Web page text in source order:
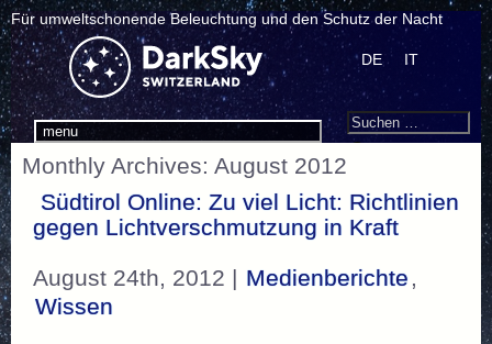
Für umweltschonende Beleuchtung und den Schutz der Nacht
menu
DE IT
Search
Suchen
Monthly Archives: August 2012
Südtirol Online: Zu viel Licht: Richtlinien
gegen Lichtverschmutzung in Kraft
August 24th, 2012 | Medienberichte ,
Wissen